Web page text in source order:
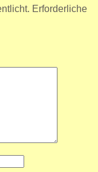
Erforderliche